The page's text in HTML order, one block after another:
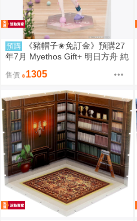
預購
《豬帽子✬免訂金》預購27
年7月 Myethos Gift+ 明日方舟 純
011
售價 1305